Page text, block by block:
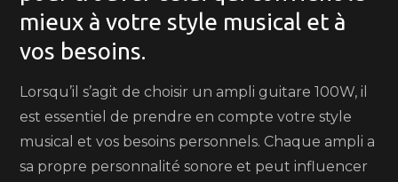
mieux à votre style musical et à
vos besoins.
Lorsqu’il s’agit de choisir un ampli guitare 100W, il
est essentiel de prendre en compte votre style
musical et vos besoins personnels. Chaque ampli a
sa propre personnalité sonore et peut influencer